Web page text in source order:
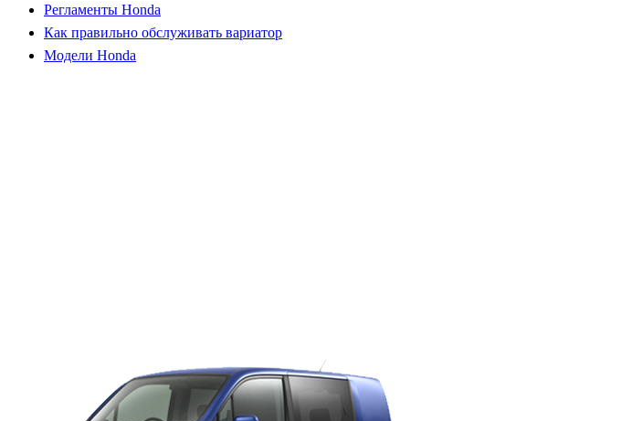
Регламенты Honda
Как правильно обслуживать вариатор
Модели Honda